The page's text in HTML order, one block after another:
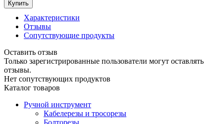
Характеристики
Отзывы
Сопутствующие продукты
Оставить отзыв
Только зарегистрированные пользователи могут оставлять
отзывы.
Нет сопутствующих продуктов
Каталог товаров
Ручной инструмент
Кабелерезы и тросорезы
Болторезы